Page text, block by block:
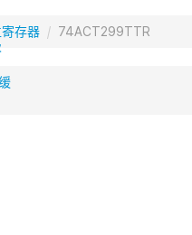
存器 74ACT299TTR